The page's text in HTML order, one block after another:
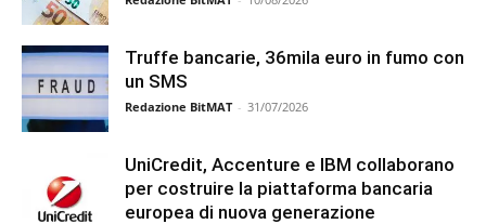
Truffe bancarie, 36mila euro in fumo con
un SMS
Redazione BitMAT - 31/07/2026
UniCredit, Accenture e IBM collaborano
per costruire la piattaforma bancaria
europea di nuova generazione